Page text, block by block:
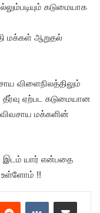
கடுமையாக
மக்கள் ஆறுதல்
விளைநிலத்திலும்
தீர்வு ஏற்பட கடுமையான
மக்களின்
இடம் யார் என்பதை
உள்ளோம் !!
Reddit VKontakteShare via Email